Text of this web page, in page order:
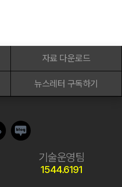
자료 다운로드
뉴스레터 구독하기
스를 취득하거나,
호에 대한 관리 책임은
.
그로 인하여 발생하는 문제에
니다.
속 및 침해 금지)
대한 저작권 기타 지식
기술운영팀
1544.6191